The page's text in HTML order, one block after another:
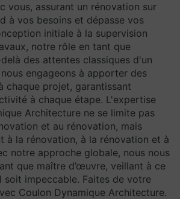
vous, assurant un rénovation sur
à vos besoins et dépasse vos
initiale à la supervision
notre rôle en tant que
des attentes classiques d'un
engageons à apporter des
chaque projet, garantissant
à chaque étape. L'expertise
Architecture ne se limite pas
et au rénovation, mais
à la rénovation, à la rénovation et à
notre approche globale, nous nous
que maître d’œuvre, veillant à ce
soit impeccable. Faites de votre
Coulon Dynamique Architecture.